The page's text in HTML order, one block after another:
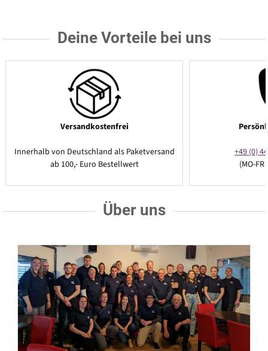
Deine Vorteile bei uns
Versandkostenfrei
Innerhalb von Deutschland als Paketversand
ab 100,- Euro Bestellwert
+49 (0)
(MO-
Über uns